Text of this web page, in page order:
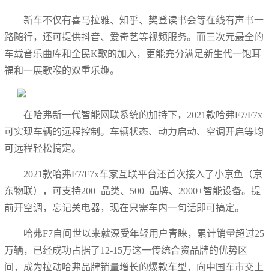
新车不仅有喜马拉雅、知乎、樊登读书会等在线有声书一
路随行，还可提供抖音、爱奇艺等视频服务。而三次元最全的
车载音乐曲库和全民K歌的加入，更能充分满足新生代一饱耳
福和一展歌喉的双重乐趣。
在哈弗新一代智能网联系统的加持下，2021款哈弗F7/F7x
可实现车辆的远程控制。车辆状态、动力启动、空调开启等均
可远程轻松搞定。
2021款哈弗F7/F7x车家互联平台还首次接入了小京鱼（京
东物联），可支持200+品类、500+品牌、2000+智能设备。提
前开空调，忘记关电器，现在只需车内一句话即可搞定。
哈弗F7自问世以来就深受年轻用户青睐，累计销量超过25
万辆，已经成功占据了12-15万这一传统合资品牌的优势区
间，成为拉动哈弗品牌销量增长的爆款车型，向中国车市交上